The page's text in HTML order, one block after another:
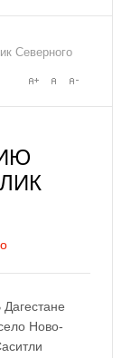
Северного
Дагестане
Ново-